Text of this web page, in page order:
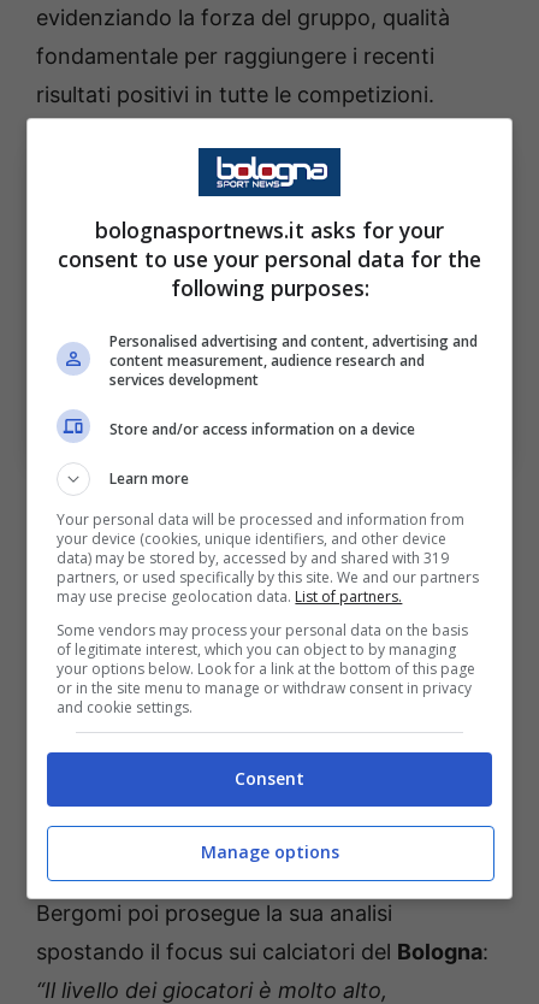
evidenziando la forza del gruppo, qualità
fondamentale per raggiungere i recenti
risultati positivi in tutte le competizioni.
Le parole di Bergomi sul Bologna di Italiano. Bologna
Sport News (Photo by Enrico Locci/Getty Images Via
OneFootball)
Queste le sue parole a riguardo: “
bene tutto: le scelte dei giocatori, la rosa
profonda che permette di fare rotazioni di
sempre e forse l’unico insostituibile per
l’allenatore, ma anche una volta uscito lui dal
campo è cambiato poco”.
Le parole di Bergomi sul livello
del giocatori del Bologna
Bergomi poi prosegue la sua analisi
spostando il focus sui calciatori del Bologna:
“Il livello dei giocatori è molto alto,
bolognasportnews.it asks for your
consent to use your personal data for the
following purposes:
Personalised advertising and content, advertising and
content measurement, audience research and
services development
Store and/or access information on a device
Learn more
Your personal data will be processed and information from
your device (cookies, unique identifiers, and other device
data) may be stored by, accessed by and shared with 319
partners, or used specifically by this site. We and our partners
may use precise geolocation data. List of partners.
Some vendors may process your personal data on the basis
of legitimate interest, which you can object to by managing
your options below. Look for a link at the bottom of this page
or in the site menu to manage or withdraw consent in privacy
and cookie settings.
Consent
Manage options